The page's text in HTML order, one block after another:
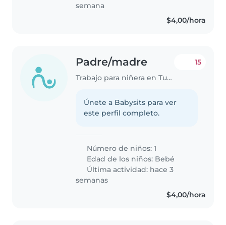
semana
$4,00/hora
Padre/madre
Trabajo para niñera en Tumbaco
15
Únete a Babysits para ver
este perfil completo.
Número de niños: 1
Edad de los niños: Bebé
Última actividad: hace 3
semanas
$4,00/hora